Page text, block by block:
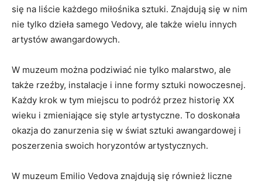
się​ na liście każdego ​miłośnika sztuki.⁤ Znajdują się w nim
⁤nie tylko dzieła samego Vedovy, ale także wielu ‌innych​
artystów awangardowych.
W‌ muzeum można podziwiać nie tylko malarstwo, ale
także ‌rzeźby, instalacje ⁤i inne formy sztuki nowoczesnej.⁢
Każdy krok w tym miejscu⁢ to podróż przez historię XX​
wieku i zmieniające ‌się ‍style artystyczne. ⁣To doskonała
okazja do zanurzenia się‍ w⁣ świat⁤ sztuki ⁣awangardowej i
poszerzenia‌ swoich horyzontów​ artystycznych.
W muzeum Emilio Vedova‍ znajdują się również liczne